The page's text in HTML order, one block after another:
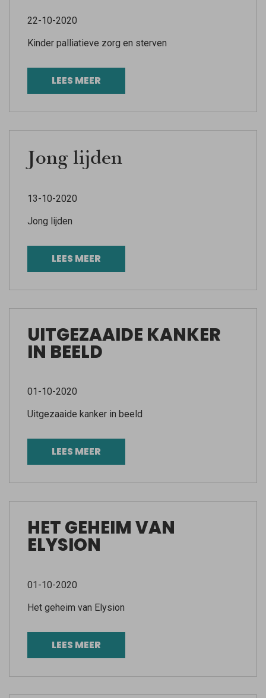
22-10-2020
Kinder palliatieve zorg en sterven
LEES MEER
Jong lijden
13-10-2020
Jong lijden
LEES MEER
UITGEZAAIDE KANKER
IN BEELD
01-10-2020
Uitgezaaide kanker in beeld
LEES MEER
HET GEHEIM VAN
ELYSION
01-10-2020
Het geheim van Elysion
LEES MEER